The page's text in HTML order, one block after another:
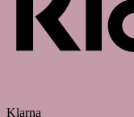
Klarna